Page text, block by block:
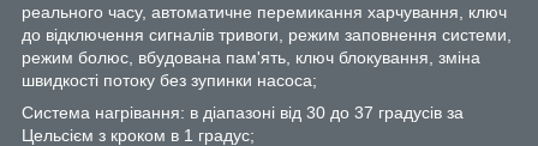
реального часу, автоматичне перемикання харчування, ключ
до відключення сигналів тривоги, режим заповнення системи,
режим болюс, вбудована пам'ять, ключ блокування, зміна
швидкості потоку без зупинки насоса;
Система нагрівання: в діапазоні від 30 до 37 градусів за
Цельсієм з кроком в 1 градус;